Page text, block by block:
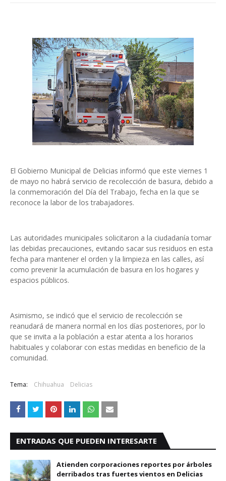
El Gobierno Municipal de Delicias informó que este viernes 1
de mayo no habrá servicio de recolección de basura, debido a
la conmemoración del Día del Trabajo, fecha en la que se
reconoce la labor de los trabajadores.
Las autoridades municipales solicitaron a la ciudadanía tomar
las debidas precauciones, evitando sacar sus residuos en esta
fecha para mantener el orden y la limpieza en las calles, así
como prevenir la acumulación de basura en los hogares y
espacios públicos.
Asimismo, se indicó que el servicio de recolección se
reanudará de manera normal en los días posteriores, por lo
que se invita a la población a estar atenta a los horarios
habituales y colaborar con estas medidas en beneficio de la
comunidad.
Tema: Chihuahua Delicias
ENTRADAS QUE PUEDEN INTERESARTE
Atienden corporaciones reportes por árboles
derribados tras fuertes vientos en Delicias